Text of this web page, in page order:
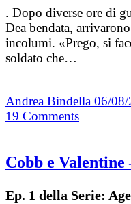
. Dopo diverse ore di
Dea bendata,
incolumi. «Prego, si
soldato che…
Andrea Bindella 06/08/
19 Comments
Cobb e
Ep. 1 della Serie: